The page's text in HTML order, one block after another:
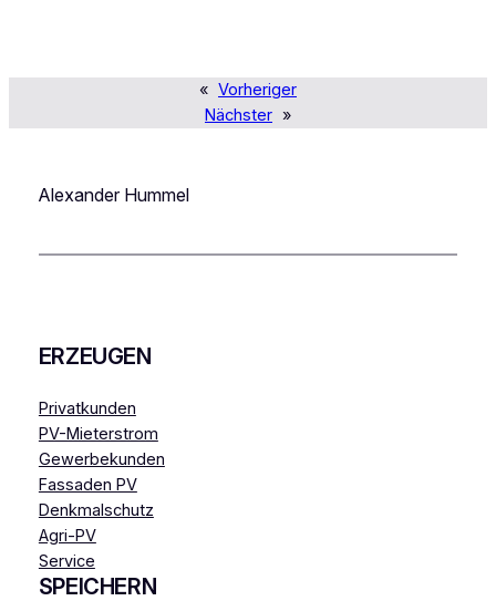
« Vorheriger
Nächster »
Alexander Hummel
ERZEUGEN
Privatkunden
PV-Mieterstrom
Gewerbekunden
Fassaden PV
Denkmalschutz
Agri-PV
Service
SPEICHERN